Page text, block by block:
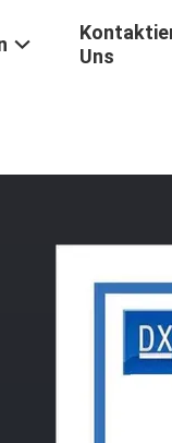
Uns